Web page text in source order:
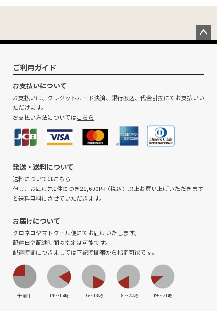
ペー
へ
ご利用ガイド
お支払いについて
お支払いは、クレジットカード決済、銀行振込、代金引換にてお支払いい
ただけます。
お支払い方法についてはこちら
発送・送料について
送料についてはこちら
但し、お届け先1件につき21,600円（税込）以上お買い上げいただきます
と送料無料にさせていただきます。
お届けについて
クロネコヤマトクール便にてお届けいたします。
配達日や配達時間の指定は可能です。
配達時間につきましては下記時間帯から指定可能です。
午前中 14〜16時 16〜18時 18〜20時 19〜21時